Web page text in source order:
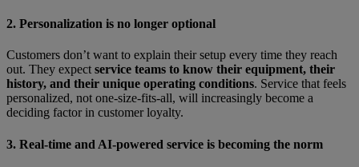
2. Personalization is no longer optional
Customers don’t want to explain their setup every time they reach
out. They expect service teams to know their equipment, their
history, and their unique operating conditions. Service that feels
personalized, not one-size-fits-all, will increasingly become a
deciding factor in customer loyalty.
3. Real-time and AI-powered service is becoming the norm